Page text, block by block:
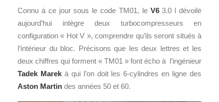
Connu à ce jour sous le code TM01, le V63.0 l dévoilé
aujourd’hui intègre deux turbocompresseurs en
configuration « Hot V », comprendre qu’ils seront situés à
l’intérieur du bloc. Précisons que les deux lettres et les
deux chiffres qui forment « TM01 » font écho à l’ingénieur
Tadek Marekà qui l’on doit les 6-cylindres en ligne des
Aston Martin des années 50 et 60.